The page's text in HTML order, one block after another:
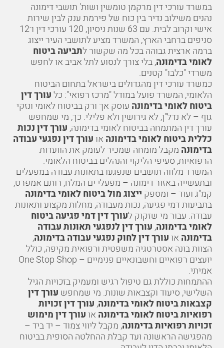
במשרד עורכי דין מרקמן טומשין ושות' תושבי דימונה
נהנים משילוב נדיר בין כוח של פירמת ענק לבין שירות
אישי וקרוב לבית. עם 63 שנות ניסיון, 120 עורכי דין ו־12
סניפים ברחבי הארץ, המשרד מציע לתושבי העיר ייצוג
ברמה ארצית גבוהה בכל מה שקשור לתביעה ביטוח
לאומי בדימונה, בלי צורך לנסוע לתל אביב או לחפש
משרדי "כלבו" קטנים.
כמשרד עורכי דין מהגדולים בישראל בתחום הביטוח
הלאומי, המשרד פועל במודל "מרכז רפואי": כלעורך דין
ביטוח לאומי בדימונה עוסק אך ורק בביטוח לאומי ונזקי
גוף – לא נדל"ן, לא גירושין ולא פלילי. כך, מי שמחפש
עורך דין המתמחה בביטוח לאומי בדימונה,עורך דין נכות
כללית ביטוח לאומי בדימונה או עורך דין נפגעי עבודה
בדימונה מקבל מומחה שמכיר לעומק את הוועדות
הרפואיות, סעיפי הליקוי והנהלים בביטוח הלאומי.
המשרד מלווה תושבים שנפגעו בתאונות עבודה במפעלים
ובתעשייה באזור דימונה – מפעלי ים המלח, רותם אמפרט,
קמ"ג ועוד – ומספק ייצוג מול ביטוח לאומי בדימונה
בתביעות דמי פגיעה, נכות מעבודה, מחלות מקצוע ותאונות
עבודה. עבור מי שזקוק לעורך דין דמי פגיעה ביטוח
לאומי בדימונה,עורך דין לנפגעי תאונות עבודה
בדימונה או עורך דין לחוק נפגעי עבודה בדימונה,
הצוות בונה אסטרטגיה משפטית ורפואית מקיפה, כולל
יועצים רפואיים וחשבונאיים פנימיים – One Stop Shop
אמיתי.
ההתמחות כוללת גם טיפול רגיש ומעמיק בזכויות הגיל
השלישי, סיעוד וקצבאות שונות. מי שמחפש עורך דין
קצבאות ביטוח לאומי בדימונה,עורך דין זכויות
רפואיות ביטוח לאומי בדימונה או עורך דין מימוש
זכויות רפואיות בדימונה, מקבל ליווי צמוד – יד ביד –
מהפגישה הראשונה ועד קבלת ההחלטה הסופית בביטוח